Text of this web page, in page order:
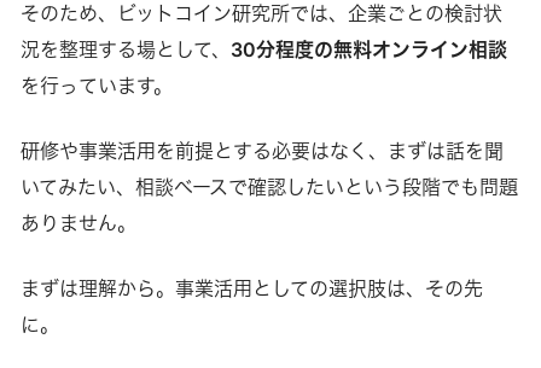
そのため、ビットコイン研究所では、企業ごとの検討状
況を整理する場として、 30分程度の無料オンライン相談
を行っています。
研修や事業活用を前提とする必要はなく、まずは話を聞
いてみたい、相談ベースで確認したいという段階でも問題
ありません。
まずは理解から。事業活用としての選択肢は、その先
に。